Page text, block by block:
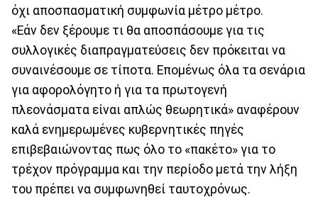
όχι αποσπασματική συμφωνία μέτρο μέτρο.
«Εάν δεν ξέρουμε τι θα αποσπάσουμε για τις
συλλογικές διαπραγματεύσεις δεν πρόκειται να
συναινέσουμε σε τίποτα. Επομένως όλα τα σενάρια
για αφορολόγητο ή για τα πρωτογενή
πλεονάσματα είναι απλώς θεωρητικά» αναφέρουν
καλά ενημερωμένες κυβερνητικές πηγές
επιβεβαιώνοντας πως όλο το «πακέτο» για το
τρέχον πρόγραμμα και την περίοδο μετά την λήξη
του πρέπει να συμφωνηθεί ταυτοχρόνως.